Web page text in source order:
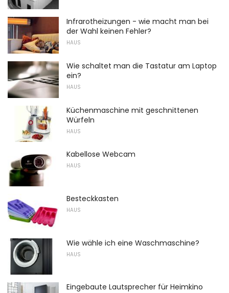
Infrarotheizungen - wie macht man bei
der Wahl keinen Fehler?
HAUS
Wie schaltet man die Tastatur am Laptop
ein?
HAUS
Küchenmaschine mit geschnittenen
Würfeln
HAUS
Kabellose Webcam
HAUS
Besteckkasten
HAUS
Wie wähle ich eine Waschmaschine?
HAUS
Eingebaute Lautsprecher für Heimkino